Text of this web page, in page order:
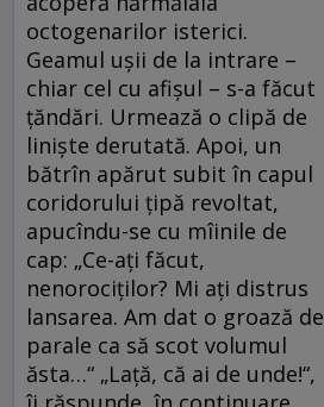
octogenarilor isterici.
Geamul ușii de la intrare –
chiar cel cu afișul – s-a făcut
țăndări. Urmează o clipă de
liniște derutată. Apoi, un
bătrîn apărut subit în capul
coridorului țipă revoltat,
apucîndu-se cu mîinile de
cap: „Ce-ați făcut,
nenorociților? Mi ați distrus
lansarea. Am dat o groază de
parale ca să scot volumul
ăsta…“ „Lață, că ai de unde!“,